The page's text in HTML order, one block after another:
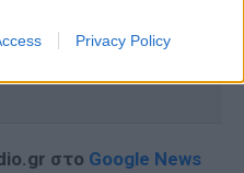
Privacy Policy
στο Google News